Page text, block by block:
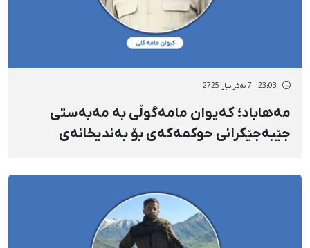
23:03 - 7 بەفرانبار 2725
مەهاباد؛ کەیوان مامەگوڵی بە مەبەستی
جێبەجێکرانی حوکمەکەی بۆ بەندیخانەی